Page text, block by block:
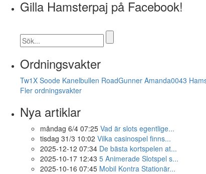
Gilla Hamsterpaj på Facebook!
Ordningsvakter
Tw1X Soode Kanelbullen RoadGunner Amanda0043
Fler ordningsvakter
Nya artiklar
måndag 6/4 07:25 Vad är slots egentlige...
tisdag 31/3 10:02 Vilka casinospel finns...
2025-12-12 07:34 De bästa kortspelen at...
2025-10-17 12:43 5 Animerade Slotspel s...
2025-10-16 07:45 Mobil Kontra Stationär...